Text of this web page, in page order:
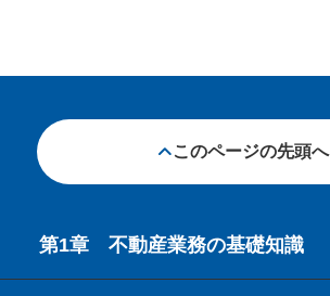
このページの先頭へ
第1章 不動産業務の基礎知識